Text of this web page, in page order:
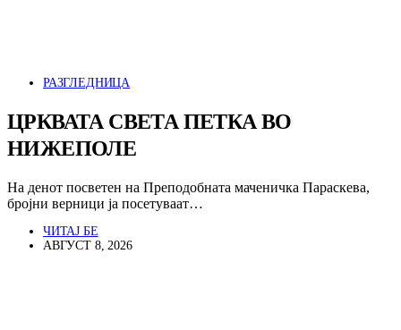
РАЗГЛЕДНИЦА
ЦРКВАТА СВЕТА ПЕТКА ВО
НИЖЕПОЛЕ
На денот посветен на Преподобната маченичка Параскева,
бројни верници ја посетуваат…
ЧИТАЈ БЕ
АВГУСТ 8, 2026